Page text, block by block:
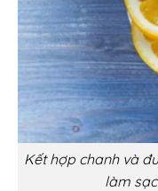
Kết hợp chanh và
làm